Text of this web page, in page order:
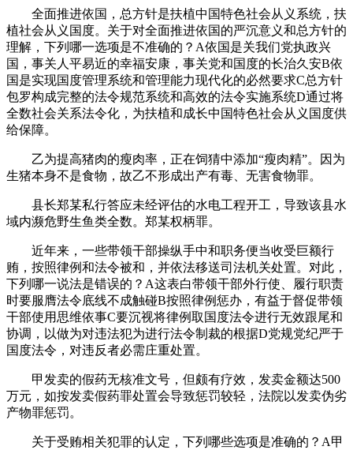
全面推进依国，总方针是扶植中国特色社会从义系统，扶
植社会从义国度。关于对全面推进依国的严沉意义和总方针的
理解，下列哪一选项是不准确的？A依国是关我们党执政兴
国，事关人平易近的幸福安康，事关党和国度的长治久安B依
国是实现国度管理系统和管理能力现代化的必然要求C总方针
包罗构成完整的法令规范系统和高效的法令实施系统D通过将
全数社会关系法令化，为扶植和成长中国特色社会从义国度供
给保障。
乙为提高猪肉的瘦肉率，正在饲猜中添加“瘦肉精”。因为
生猪本身不是食物，故乙不形成出产有毒、无害食物罪。
县长郑某私行答应未经评估的水电工程开工，导致该县水
域内濒危野生鱼类全数。郑某权柄罪。
近年来，一些带领干部操纵手中和职务便当收受巨额行
贿，按照律例和法令被和，并依法移送司法机关处置。对此，
下列哪一说法是错误的？A这表白带领干部外行使、履行职责
时要服膺法令底线不成触碰B按照律例惩办，有益于督促带领
干部使用思维依事C要沉视将律例取国度法令进行无效跟尾和
协调，以做为对违法犯为进行法令制裁的根据D党规党纪严于
国度法令，对违反者必需庄重处置。
甲发卖的假药无核准文号，但颇有疗效，发卖金额达500
万元，如按发卖假药罪处置会导致惩罚较轻，法院以发卖伪劣
产物罪惩罚。
关于受贿相关犯罪的认定，下列哪些选项是准确的？A甲